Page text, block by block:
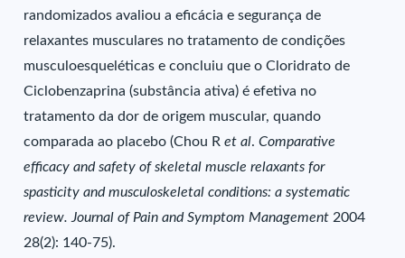
randomizados avaliou a eficácia e segurança de
relaxantes musculares no tratamento de condições
musculoesqueléticas e concluiu que o Cloridrato de
Ciclobenzaprina (substância ativa) é efetiva no
tratamento da dor de origem muscular, quando
comparada ao placebo (Chou Ret al.Comparative
efficacy and safety of skeletal muscle relaxants for
spasticity and musculoskeletal conditions: a systematic
review. Journal of Pain and Symptom Management 2004
28(2): 140-75).